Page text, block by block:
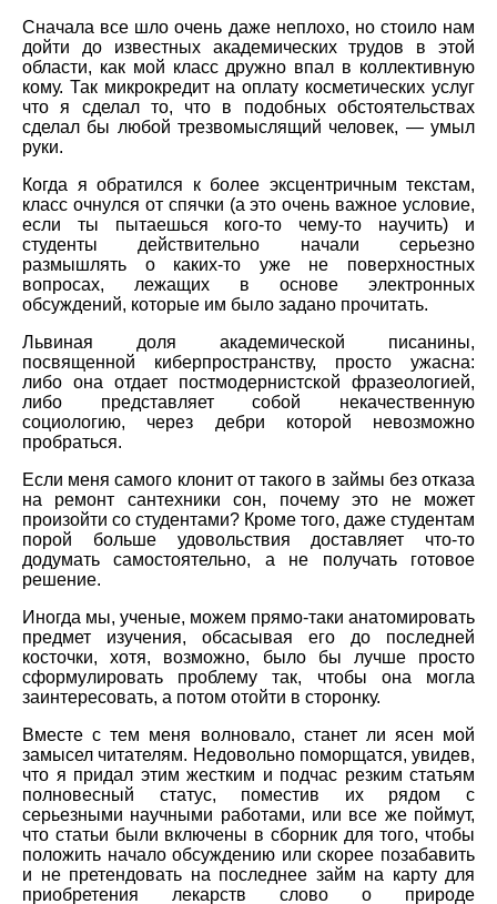
Сначала все шло очень даже неплохо, но стоило нам
дойти до известных академических трудов в этой
области, как мой класс дружно впал в коллективную
кому. Так микрокредит на оплату косметических услуг
что я сделал то, что в подобных обстоятельствах
сделал бы любой трезвомыслящий человек, — умыл
руки.
Когда я обратился к более эксцентричным текстам,
класс очнулся от спячки (а это очень важное условие,
если ты пытаешься кого-то чему-то научить) и
студенты действительно начали серьезно
размышлять о каких-то уже не поверхностных
вопросах, лежащих в основе электронных
обсуждений, которые им было задано прочитать.
Львиная доля академической писанины,
посвященной киберпространству, просто ужасна:
либо она отдает постмодернистской фразеологией,
либо представляет собой некачественную
социологию, через дебри которой невозможно
пробраться.
Если меня самого клонит от такого в займы без отказа
на ремонт сантехники сон, почему это не может
произойти со студентами? Кроме того, даже студентам
порой больше удовольствия доставляет что-то
додумать самостоятельно, а не получать готовое
решение.
Иногда мы, ученые, можем прямо-таки анатомировать
предмет изучения, обсасывая его до последней
косточки, хотя, возможно, было бы лучше просто
сформулировать проблему так, чтобы она могла
заинтересовать, а потом отойти в сторонку.
Вместе с тем меня волновало, станет ли ясен мой
замысел читателям. Недовольно поморщатся, увидев,
что я придал этим жестким и подчас резким статьям
полновесный статус, поместив их рядом с
серьезными научными работами, или все же поймут,
что статьи были включены в сборник для того, чтобы
положить начало обсуждению или скорее позабавить
и не претендовать на последнее займ на карту для
приобретения лекарств слово о природе